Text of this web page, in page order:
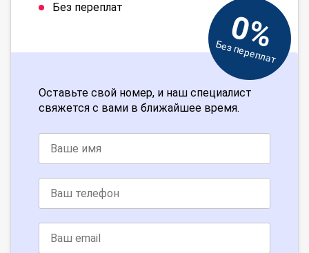
Без переплат
0%
Без переплат
Оставьте свой номер, и наш специалист
свяжется с вами в ближайшее время.